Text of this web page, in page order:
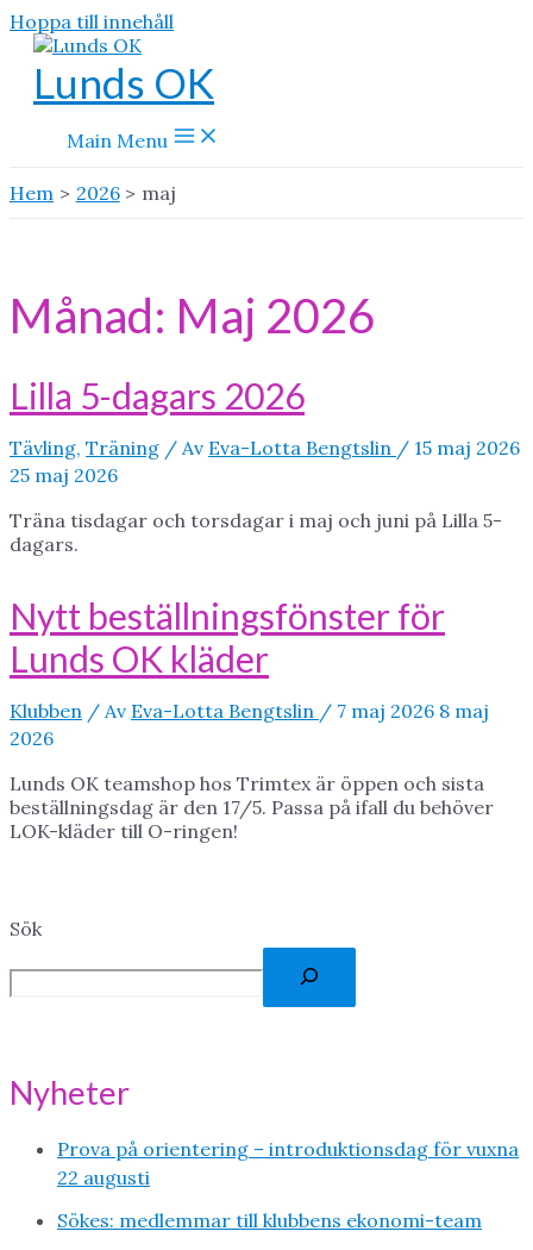
Hoppa till innehåll
Lunds OK
Main Menu
Hem 2026 maj
Månad: Maj 2026
Lilla 5-dagars 2026
Tävling, Träning / Av Eva-Lotta Bengtslin / 15 maj 2026
25 maj 2026
Träna tisdagar och torsdagar i maj och juni på Lilla 5-
dagars.
Nytt beställningsfönster för
Lunds OK kläder
Klubben / Av Eva-Lotta Bengtslin / 7 maj 2026 8 maj
2026
Lunds OK teamshop hos Trimtex är öppen och sista
beställningsdag är den 17/5. Passa på ifall du behöver
LOK-kläder till O-ringen!
Sök
Nyheter
Prova på orientering – introduktionsdag för vuxna
22 augusti
Sökes: medlemmar till klubbens ekonomi-team